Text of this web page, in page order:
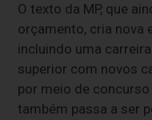
O texto da MP, que
orçamento, cria nova
incluindo uma
superior com novos
por meio de
também passa a ser